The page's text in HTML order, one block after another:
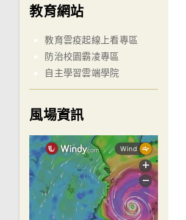
教育網站
教育雲疫起線上看專區
防治校園霸凌專區
自主學習雲端學院
風場資訊